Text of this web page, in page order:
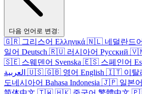
다음 언어로 변경:
🇬🇷 그리스어 Ελληνικά 🇳🇱 네덜란드어
일어 Deutsch 🇷🇺 러시아어 Русский
🇸🇪 스웨덴어 Svenska 🇪🇸 스페인어
العربية 🇺🇸 🇬🇧 영어 English 🇮🇹 이탈
도네시아어 Bahasa Indonesia 🇯🇵 일본어